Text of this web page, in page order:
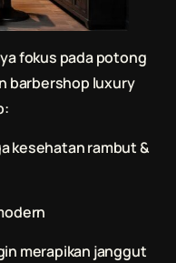
fokus pada potong
barbershop luxury
kesehatan rambut &
merapikan janggut